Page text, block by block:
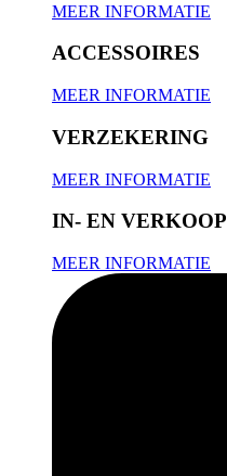
MEER INFORMATIE
ACCESSOIRES
MEER INFORMATIE
VERZEKERING
MEER INFORMATIE
IN- EN VERKOOP
MEER INFORMATIE